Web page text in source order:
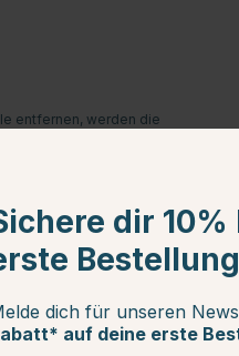
entfernen, werden die
dicke Socken tragen
einem feuchten Tuch ab.
abzuwischen.dir
dich für unseren
auf deine erste